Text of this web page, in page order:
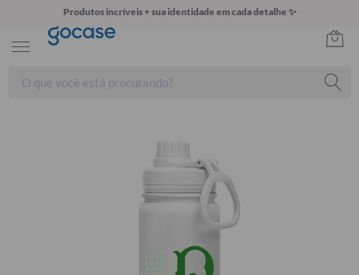
Produtos incríveis + sua identidade em cada detalhe ✨